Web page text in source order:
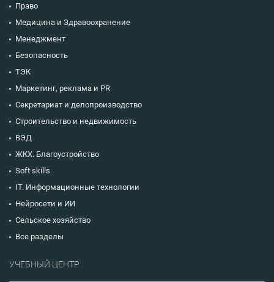
Право
Медицина и Здравоохранение
Менеджмент
Безопасность
ТЭК
Маркетинг, реклама и PR
Секретариат и делопроизводство
Строительство и недвижимость
ВЭД
ЖКХ. Благоустройство
Soft skills
IT. Информационные технологии
Нейросети и ИИ
Сельское хозяйство
Все разделы
УЧЕБНЫЙ ЦЕНТР